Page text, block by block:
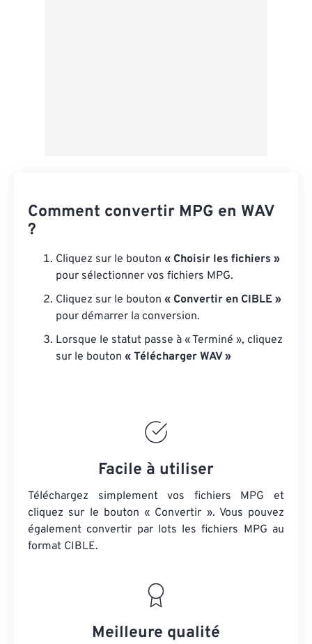
Comment convertir MPG en WAV
?
Cliquez sur le bouton « Choisir les fichiers »
pour sélectionner vos fichiers MPG.
Cliquez sur le bouton « Convertir en CIBLE »
pour démarrer la conversion.
Lorsque le statut passe à « Terminé », cliquez
sur le bouton « Télécharger WAV »
Facile à utiliser
Téléchargez simplement vos fichiers MPG et
cliquez sur le bouton « Convertir ». Vous pouvez
également convertir par lots les fichiers MPG au
format CIBLE.
Meilleure qualité